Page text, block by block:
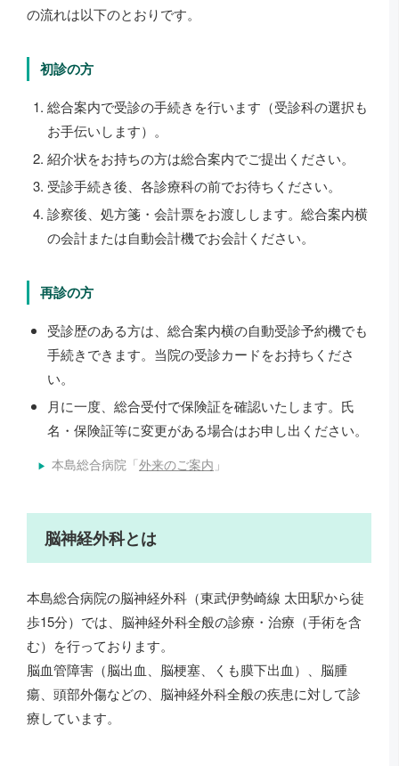
の流れは以下のとおりです。
初診の方
総合案内で受診の手続きを行います（受診科の選択も
お手伝いします）。
紹介状をお持ちの方は総合案内でご提出ください。
受診手続き後、各診療科の前でお待ちください。
診察後、処方箋・会計票をお渡しします。総合案内横
の会計または自動会計機でお会計ください。
再診の方
受診歴のある方は、総合案内横の自動受診予約機でも
手続きできます。当院の受診カードをお持ちくださ
い。
月に一度、総合受付で保険証を確認いたします。氏
名・保険証等に変更がある場合はお申し出ください。
本島総合病院「外来のご案内 」
方は、ここで提出してください。受診手続き後、各診療科の前でお
待ちください。
診察が終わったら、各診療科前の待合室でお待ちください。処方
箋、会計票をお渡ししますので、総合案内横の会計に進んでくださ
脳神経外科とは
本島総合病院の脳神経外科（東武伊勢崎線 太田駅から徒
歩15分）では、脳神経外科全般の診療・治療（手術を含
む）を行っております。
脳血管障害（脳出血、脳梗塞、くも膜下出血）、脳腫
瘍、頭部外傷などの、脳神経外科全般の疾患に対して診
療しています。